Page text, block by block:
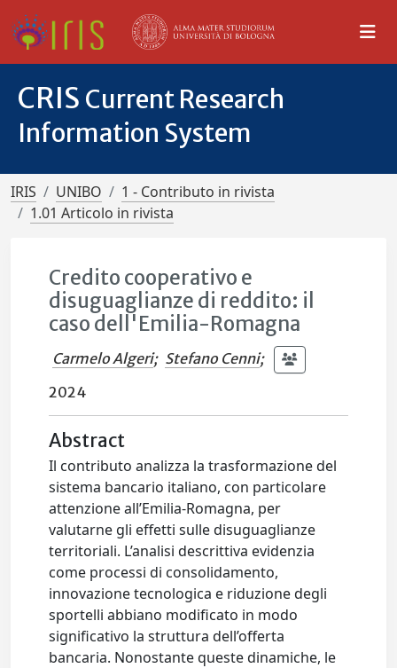
CRIS Current Research
Information System
IRIS UNIBO
1 - Contributo in rivista
1.01 Articolo in rivista
Credito cooperativo e
disuguaglianze di reddito: il
caso dell'Emilia-Romagna
Carmelo Algeri; Stefano Cenni;
2024
Abstract
Il contributo analizza la trasformazione del
sistema bancario italiano, con particolare
attenzione all’Emilia-Romagna, per
valutarne gli effetti sulle disuguaglianze
territoriali. L’analisi descrittiva evidenzia
come processi di consolidamento,
innovazione tecnologica e riduzione degli
sportelli abbiano modificato in modo
significativo la struttura dell’offerta
bancaria. Nonostante queste dinamiche, le